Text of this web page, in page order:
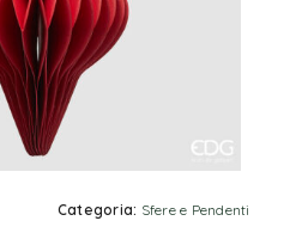
Categoria: Sfere e Pendenti